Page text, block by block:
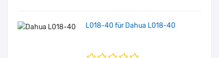
L018-40 für Dahua L018-40